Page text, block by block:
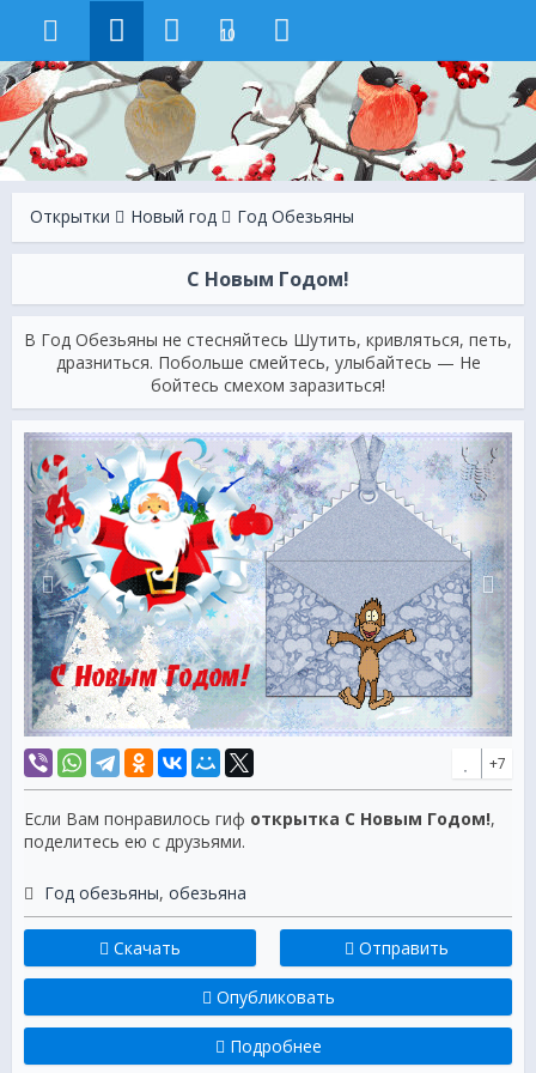
10
Открытки Новый год Год Обезьяны
С Новым Годом!
В Год Обезьяны не стесняйтесь Шутить, кривляться, петь,
дразниться. Побольше смейтесь, улыбайтесь — Не
бойтесь смехом заразиться!
+7
Если Вам понравилось гиф открытка С Новым Годом!,
поделитесь ею с друзьями.
Год обезьяны, обезьяна
Скачать Отправить
Опубликовать
Подробнее